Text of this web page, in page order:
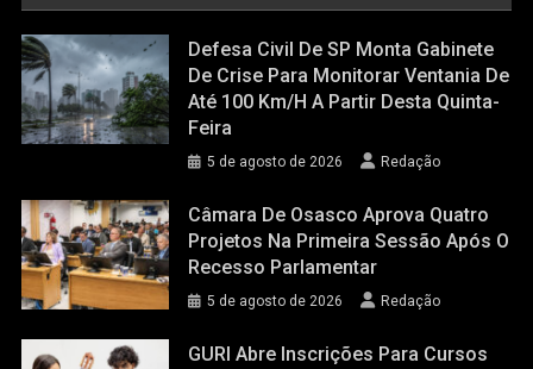
Defesa Civil De SP Monta Gabinete
De Crise Para Monitorar Ventania De
Até 100 Km/h A Partir Desta Quinta-
Feira
5 de agosto de 2026 Redação
Câmara De Osasco Aprova Quatro
Projetos Na Primeira Sessão Após O
Recesso Parlamentar
5 de agosto de 2026 Redação
GURI Abre Inscrições Para Cursos